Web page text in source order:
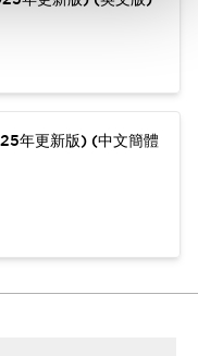
年更新版) (中文簡體